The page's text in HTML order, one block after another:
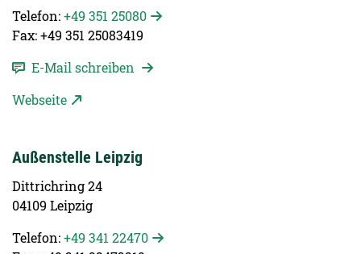
Telefon:+49 351 25080
Fax: +49 351 25083419
E-Mail schreiben
Webseite
Außenstelle Leipzig
Dittrichring 24
04109 Leipzig
Telefon:+49 341 22470